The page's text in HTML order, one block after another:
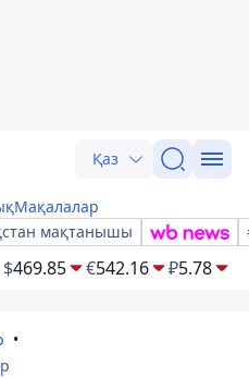
Қаз
Мақалалар
мақтанышы
$469.85 €542.16 ₽5.78